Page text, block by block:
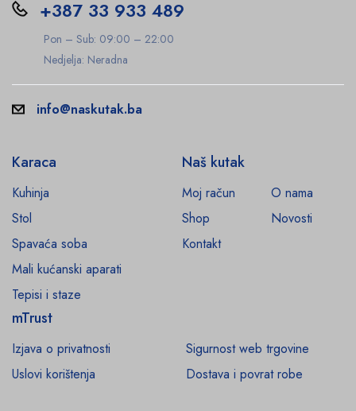
+387 33 933 489
Pon – Sub: 09:00 – 22:00
Nedjelja: Neradna
info@naskutak.ba
Karaca
Kuhinja
Stol
Spavaća soba
Mali kućanski aparati
Tepisi i staze
Naš kutak
Moj račun
O nama
Shop
Novosti
Kontakt
mTrust
Izjava o privatnosti
Sigurnost web trgovine
Uslovi korištenja
Dostava i povrat robe